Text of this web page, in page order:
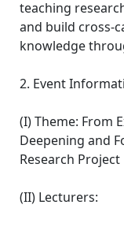
teaching
and build cross-
knowledge
2. Event
(I) Theme: From
Deepening and
Research Project
(II) Lecturers: